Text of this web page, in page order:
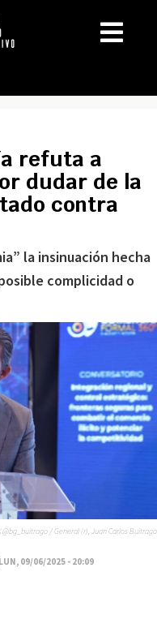
refuta a
dudar de la
contra
la insinuación hecha
complicidad o
LUN, 09/06/2025 - 20:09
@bg_buitrago / General (r), Juan Carlos Buitrago